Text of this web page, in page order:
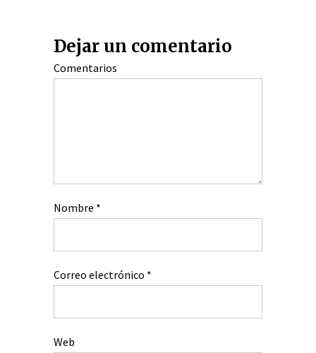
Dejar un comentario
Comentarios
Nombre *
Correo electrónico *
Web